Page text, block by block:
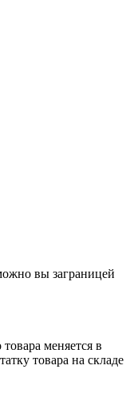
вы заграницей
меняется в
товара на складе